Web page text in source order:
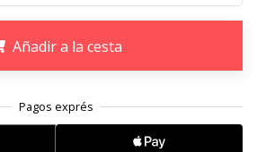
Añadir a la cesta